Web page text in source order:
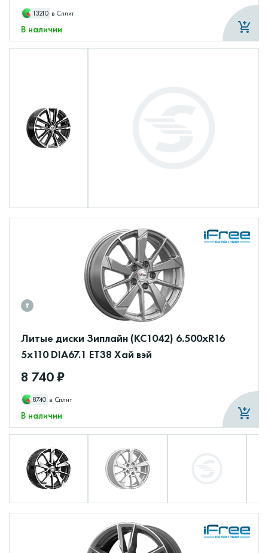
13210 в Сплит
В наличии
Литые диски Зиплайн (КС1042) 6.500xR16
5x110 DIA67.1 ET38 Хай вэй
8 740 ₽
8740 в Сплит
В наличии